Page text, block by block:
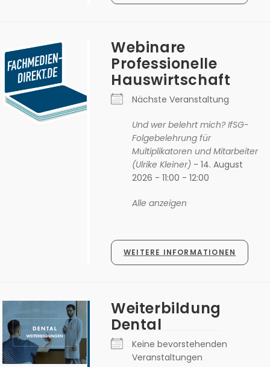
Webinare
Professionelle
Hauswirtschaft
Nächste Veranstaltung
Und wer belehrt mich? IfSG-
Folgebelehrung für
Multiplikatoren und Mitarbeiter
(Ulrike Kleiner) - 14. August
2026 - 11:00 - 12:00
Alle anzeigen
WEITERE INFORMATIONEN
Weiterbildung
Dental
Keine bevorstehenden
Veranstaltungen